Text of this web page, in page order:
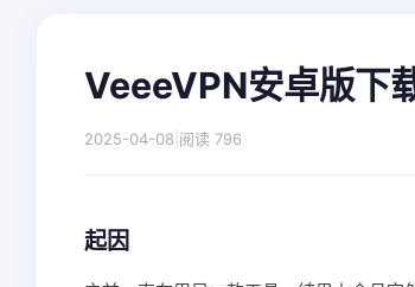
VeeeVPN安卓版下
2025-04-08 阅读 796
起因